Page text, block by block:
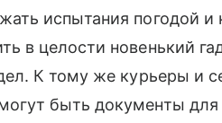
испытания погодой
в целости новенький
К тому же курьеры и
быть документы